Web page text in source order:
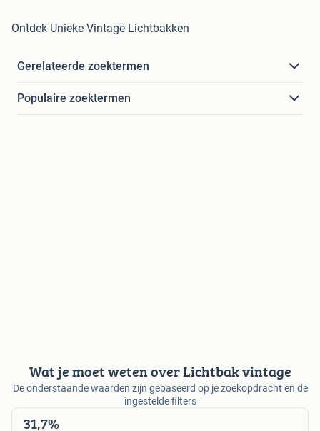
Ontdek Unieke Vintage Lichtbakken
Gerelateerde zoektermen
Populaire zoektermen
Wat je moet weten over Lichtbak vintage
De onderstaande waarden zijn gebaseerd op je zoekopdracht en de
ingestelde filters
31,7%